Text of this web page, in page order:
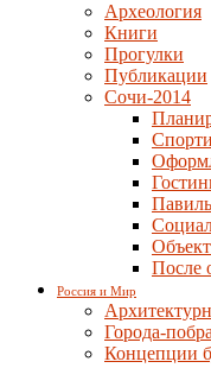
Археология
Книги
Прогулки
Публикации
Сочи-2014
После
Россия и Мир
Города-
Концепции